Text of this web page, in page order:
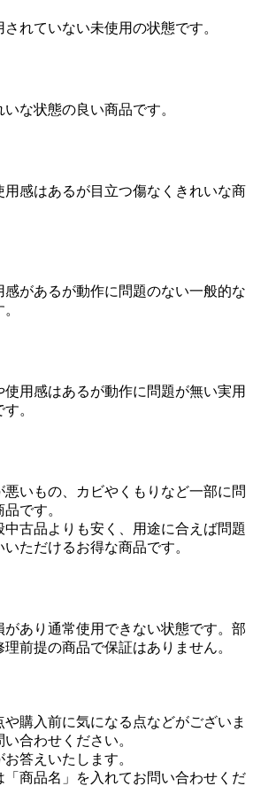
れていない未使用の状態です。
な状態の良い商品です。
用感はあるが目立つ傷なくきれいな商
感があるが動作に問題のない一般的な
使用感はあるが動作に問題が無い実用
。
悪いもの、カビやくもりなど一部に問
です。
中古品よりも安く、用途に合えば問題
いただけるお得な商品です。
があり通常使用できない状態です。部
前提の商品で保証はありません。
購入前に気になる点などがございま
合わせください。
答えいたします。
商品名」を入れてお問い合わせくだ